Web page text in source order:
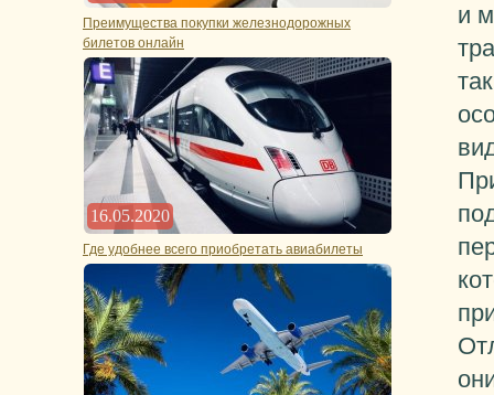
Преимущества покупки железнодорожных
билетов онлайн
16.05.2020
Где удобнее всего приобретать авиабилеты
и